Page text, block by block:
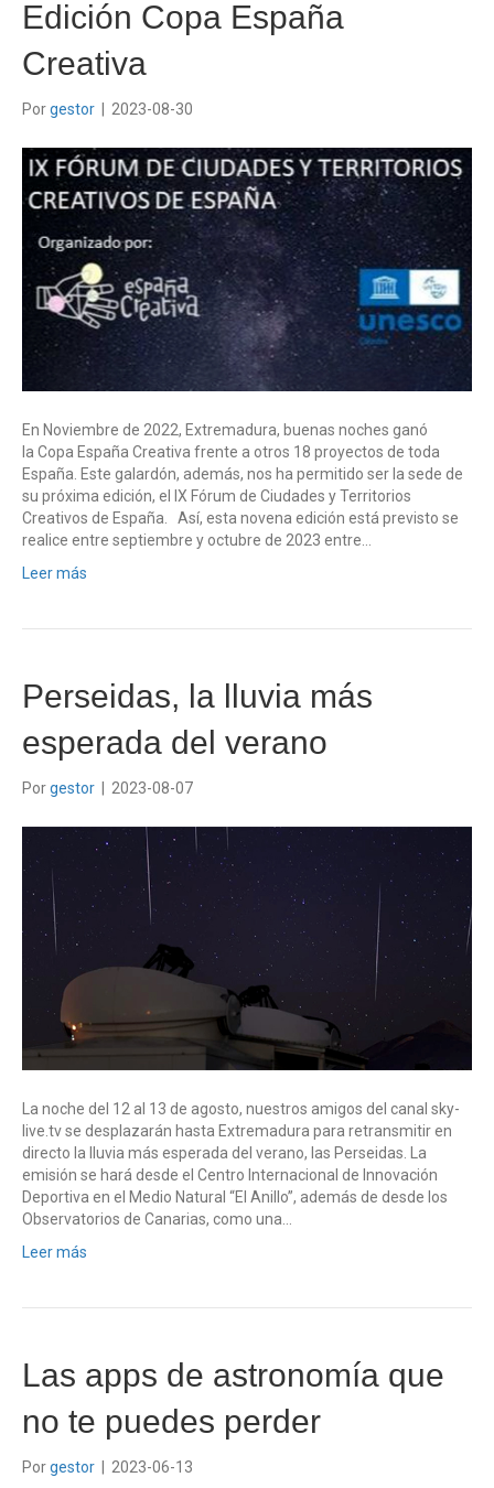
Edición Copa España
Creativa
Porgestor 2023-08-30
En Noviembre de 2022, Extremadura, buenas noches ganó
la Copa España Creativa frente a otros 18 proyectos de toda
España. Este galardón, además, nos ha permitido ser la sede de
su próxima edición, el IX Fórum de Ciudades y Territorios
Creativos de España. Así, esta novena edición está previsto se
realice entre septiembre y octubre de 2023 entre…
Leer más
Perseidas, la lluvia más
esperada del verano
Porgestor 2023-08-07
La noche del 12 al 13 de agosto, nuestros amigos del canal sky-
live.tv se desplazarán hasta Extremadura para retransmitir en
directo la lluvia más esperada del verano, las Perseidas. La
emisión se hará desde el Centro Internacional de Innovación
Deportiva en el Medio Natural “El Anillo”, además de desde los
Observatorios de Canarias, como una…
Leer más
Las apps de astronomía que
no te puedes perder
Porgestor 2023-06-13